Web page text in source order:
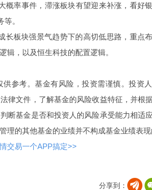
概率事件，滞涨板块有望迎来补涨，看好
。
长板块强景气趋势下的高切低思路，重点
辑，以及恒生科技的配置逻辑。
参考。基金有风险，投资需谨慎。投资
律文件，了解基金的风险收益特征，并根
断基金是否和投资人的风险承受能力相适
理的其他基金的业绩并不构成基金业绩表现
交易一个APP搞定>>
分享到：